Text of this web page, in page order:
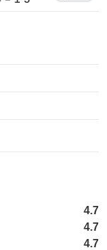
4.7
4.7
4.7